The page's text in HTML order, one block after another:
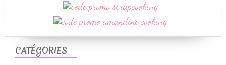
CATÉGORIES